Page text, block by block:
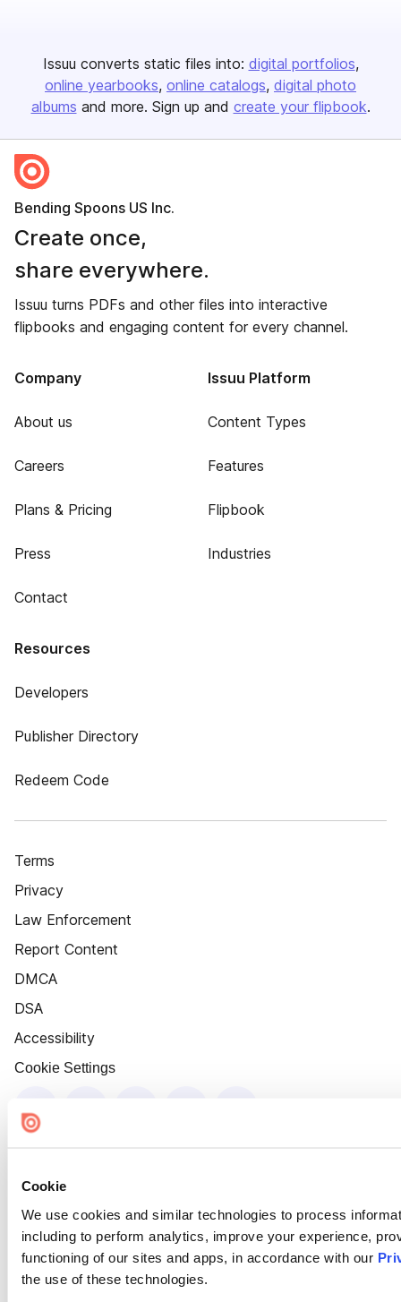
Cookie
We use cookies and similar technologies to process
including to perform analytics, improve your experience,
functioning of our sites and apps, in accordance with our
the use of these technologies.
Issuu converts static files into: digital portfolios
online yearbooks online catalogs digital photo
albums and more. Sign up and create your flipbook.
Bending Spoons US Inc.
Create once,
share everywhere.
Issuu turns PDFs and other files into interactive
flipbooks and engaging content for every channel.
Company
About us
Careers
Plans & Pricing
Press
Contact
Issuu Platform
Content Types
Features
Flipbook
Industries
Resources
Developers
Publisher Directory
Redeem Code
Terms
Privacy
Law Enforcement
Report Content
DMCA
DSA
Accessibility
Cookie Settings